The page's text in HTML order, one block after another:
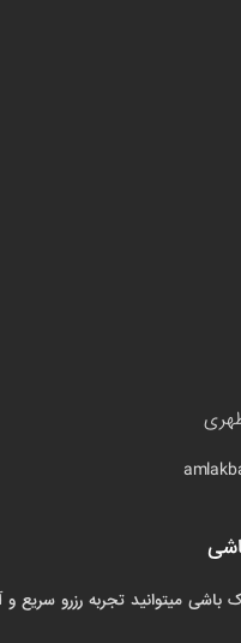
باشی میتوانید تجربه رزرو سریع و